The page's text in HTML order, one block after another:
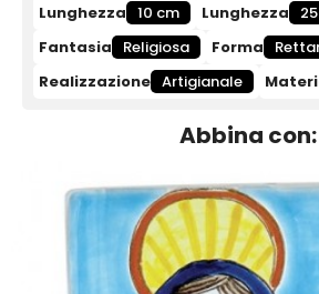
Lunghezza 10 cm Lunghezza
Fantasia
Religiosa Forma
Realizzazione Artigianale
Abbina con: